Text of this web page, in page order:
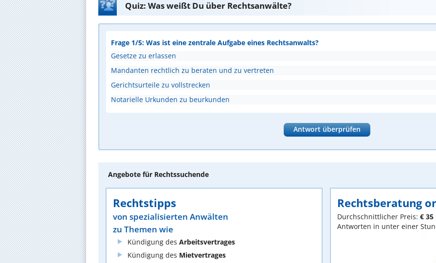
Quiz: Was weißt Du über Rechtsanwälte?
Frage 1/5: Was ist eine zentrale Aufgabe eines Rechtsanwalts?
Gesetze zu erlassen
Mandanten rechtlich zu beraten und zu vertreten
Gerichtsurteile zu vollstrecken
Notarielle Urkunden zu beurkunden
Antwort überprüfen
Angebote für Rechtssuchende
Rechtstipps
von spezialisierten Anwälten
zu Themen wie
Kündigung des Arbeitsvertrages
Kündigung des Mietvertrages
Rechtsberatung
Durchschnittlicher Preis: € 35
Antworten in unter einer